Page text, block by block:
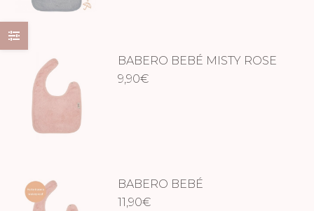
BABERO BEBÉ MISTY ROSE
9,90€
BABERO BEBÉ
WATERPROOF – MISTY ROSE
11,90€